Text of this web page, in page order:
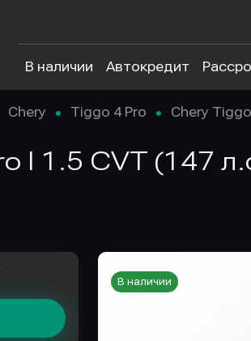
В наличии Автокредит
Chery Tiggo 4 Pro Chery
I 1.5 CVT (147
В наличии